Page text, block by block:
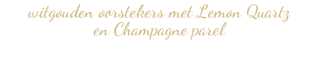
witgouden oorstekers met Lemon Quartz
en Champagne parel